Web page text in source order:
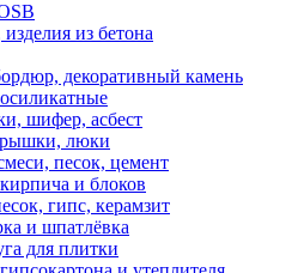
из бетона
декоративный камень
шифер, асбест
люки
песок, цемент
и блоков
гипс, керамзит
и шпатлёвка
для плитки